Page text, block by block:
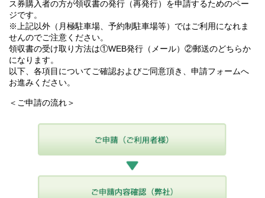
ス券購入者の方が領収書の発行（再発行）を申請するためのペー
ジです。
※上記以外（月極駐車場、予約制駐車場等）ではご利用になれま
せんのでご注意ください。
領収書の受け取り方法は①WEB発行（メール）②郵送のどちらか
になります。
以下、各項目についてご確認およびご同意頂き、申請フォームへ
お進みください。
＜ご申請の流れ＞